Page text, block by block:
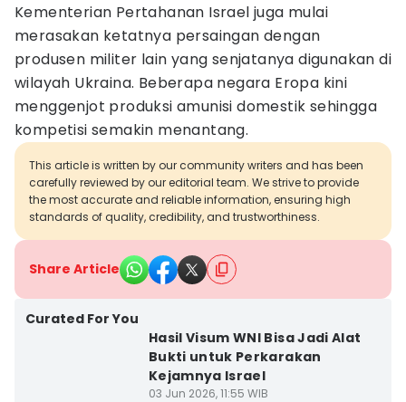
Kementerian Pertahanan Israel juga mulai
merasakan ketatnya persaingan dengan
produsen militer lain yang senjatanya digunakan di
wilayah Ukraina. Beberapa negara Eropa kini
menggenjot produksi amunisi domestik sehingga
kompetisi semakin menantang.
This article is written by our community writers and has been
carefully reviewed by our editorial team. We strive to provide
the most accurate and reliable information, ensuring high
standards of quality, credibility, and trustworthiness.
Share Article
Curated For You
Hasil Visum WNI Bisa Jadi Alat
Bukti untuk Perkarakan
Kejamnya Israel
03 Jun 2026, 11:55 WIB